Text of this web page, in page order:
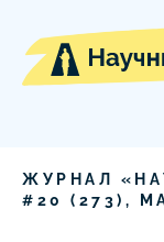
ЖУРНАЛ
# 20 ( 273),